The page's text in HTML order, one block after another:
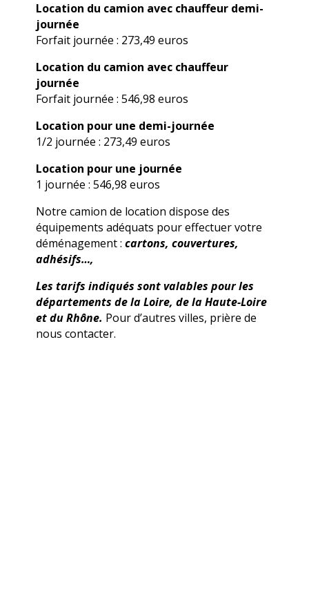
Location du camion avec chauffeur demi-
journée
Forfait journée : 273,49 euros
Location du camion avec chauffeur
journée
Forfait journée : 546,98 euros
Location pour une demi-journée
1/2 journée : 273,49 euros
Location pour une journée
1 journée : 546,98 euros
Notre camion de location dispose des
équipements adéquats pour effectuer votre
déménagement : cartons, couvertures,
adhésifs…,
Les tarifs indiqués sont valables pour les
départements de la Loire, de la Haute-Loire
et du Rhône. Pour d’autres villes, prière de
nous contacter.